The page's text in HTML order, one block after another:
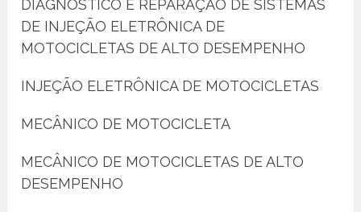
DIAGNÓSTICO E REPARAÇÃO DE SISTEMAS
DE INJEÇÃO ELETRÔNICA DE
MOTOCICLETAS DE ALTO DESEMPENHO
INJEÇÃO ELETRÔNICA DE MOTOCICLETAS
MECÂNICO DE MOTOCICLETA
MECÂNICO DE MOTOCICLETAS DE ALTO
DESEMPENHO